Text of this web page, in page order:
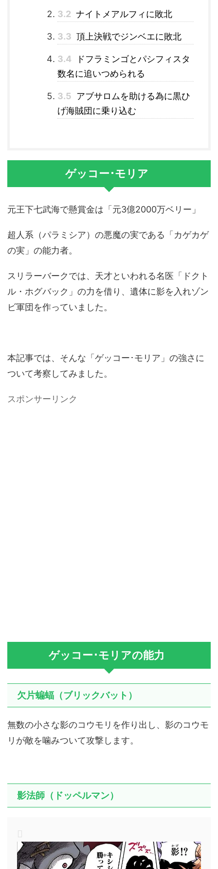
3.2 ナイトメアルフィに敗北
3.3 頂上決戦でジンベエに敗北
3.4
ドフラミンゴとパシフィスタ
数名に追いつめられる
3.5 アブサロムを助ける為に黒ひ
げ海賊団に乗り込む
ゲッコー･モリア
元王下七武海で懸賞金は「元3億2000万ベリー」
超人系（パラミシア）の悪魔の実である「カゲカゲ
の実」の能力者。
スリラーバークでは、天才といわれる名医「ドクト
ル・ホグバック」の力を借り、遺体に影を入れゾン
ビ軍団を作っていました。
本記事では、そんな「ゲッコー･モリア」の強さに
ついて考察してみました。
スポンサーリンク
ゲッコー･モリアの能力
欠片蝙蝠（ブリックバット）
無数の小さな影のコウモリを作り出し、影のコウモ
リが敵を噛みついて攻撃します。
影法師（ドッペルマン）